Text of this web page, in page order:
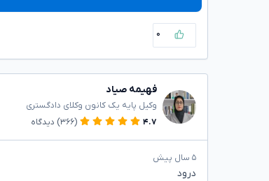
۰
فهیمه صیاد
وکیل پایه یک کانون وکلای دادگستری
۴.۷
(۳۶۶) دیدگاه
۵ سال پیش
درود